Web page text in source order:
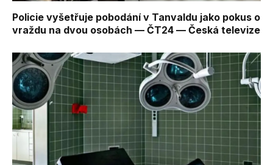
Policie vyšetřuje pobodání v Tanvaldu jako pokus o
vraždu na dvou osobách — ČT24 — Česká televize